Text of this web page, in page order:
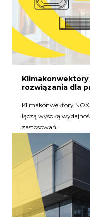
Klimakonwektory
rozwiązania dla
Klimakonwektory
łączą wysoką
zastosowań.